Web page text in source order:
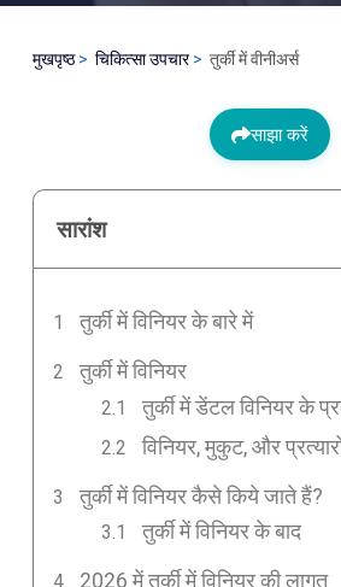
मुखपृष्ठ चिकित्सा उपचार तुर्की में वीनीअर्स
साझा करें
सारांश
तुर्की में विनियर के बारे में
तुर्की में विनियर
तुर्की में डेंटल विनियर के
विनियर, मुकुट, और
तुर्की में विनियर कैसे किये जाते हैं?
तुर्की में विनियर के बाद
2026 में तुर्की में विनियर की लागत